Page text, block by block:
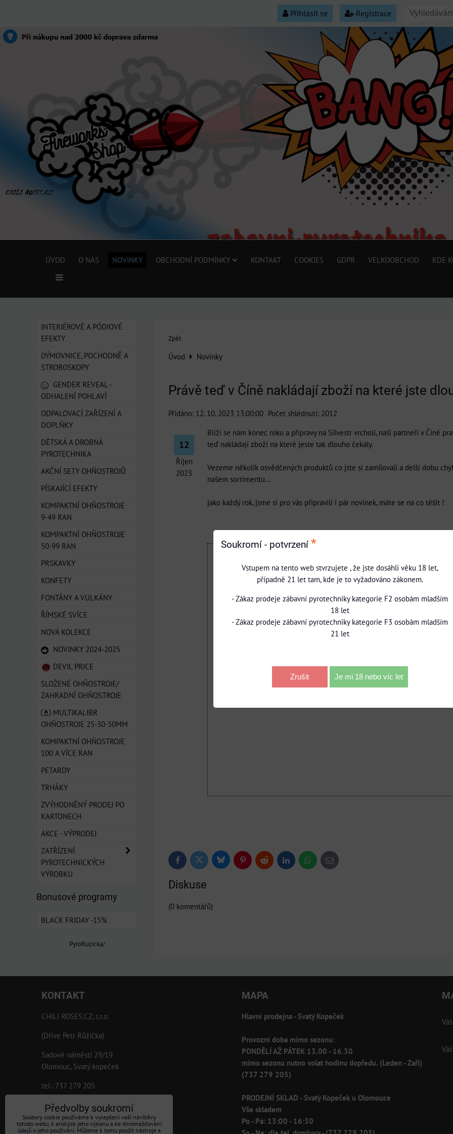
Přihlásit se Registrace
ÚVOD O NÁS NOVINKY OBCHODNÍ PODMÍNKY KONTAKT COOKIES GDPR VELKOOBCHOD KDE
Zpět
Úvod
Novinky
Právě teď v Číně nakládají zboží na které jste
Přidáno: 12. 10. 2023 13:00:00 Počet shlédnutí: 2012
12
Říjen
2023
Blíží se nám konec roku a přípravy na Silvestr vrcholí, naši partneři v Číně
teď nakládají zboží na které jeste tak dlouho čekaly.
Vezeme několik osvědčených produktů co jste si zamilovali a delší dobu
našem sortimentu...
jako každý rok, jsme si pro vás připravili i pár novinek, máte se na co těšit !
Videa Youtube jsou blokovány Volbami
Povolit jednou Povolit a zapamatovat - souhlas s
FacebookTwitter BlueskyPinterestReddit LinkedInWhatsApp
E-
mail
Diskuse
(0 komentářů)
INTERIÉROVÉ A PÓDIOVÉ
EFEKTY
DÝMOVNICE, POCHODNĚ A
STROBOSKOPY
GENDER REVEAL -
ODHALENÍ POHLAVÍ
ODPALOVACÍ ZAŘÍZENÍ A
DOPLŇKY
DĚTSKÁ A DROBNÁ
PYROTECHNIKA
AKČNÍ SETY OHŇOSTROJŮ
PÍSKAJÍCÍ EFEKTY
KOMPAKTNÍ OHŇOSTROJE
9-49 RAN
KOMPAKTNÍ OHŇOSTROJE
50-99 RAN
PRSKAVKY
KONFETY
FONTÁNY A VULKÁNY
ŘÍMSKÉ SVÍCE
NOVÁ KOLEKCE
NOVINKY 2024-2025
DEVIL PRICE
SLOŽENÉ OHŇOSTROJE/
ZAHRADNÍ OHŇOSTROJE
MULTIKALIBR
OHŇOSTROJE 25-30-50MM
KOMPAKTNÍ OHŇOSTROJE
100 A VÍCE RAN
PETARDY
TRHÁKY
ZVÝHODNĚNÝ PRODEJ PO
KARTONECH
AKCE - VÝPRODEJ
ZATŘÍZENÍ
PYROTECHNICKÝCH
VÝROBKU
Bonusové programy
BLACK FRIDAY -15%
PyroRuzicka/
KONTAKT
CHILI ROSES.CZ, s.r.o.
(Dříve Petr Růžička)
Sadové náměstí 29/19
Olomouc, Svatý kopeček
tel.: 737 279 205
IČO:07897341
DIČ:CZ07897341
MAPA
Hlavní prodejna - Svatý Kopeček
Provozní doba mimo sezonu:
PONDĚLÍ AŽ PÁTEK 13.00 - 16.30
mimo sezonu nutno volat hodinu dopředu. (Leden - Zaří)
(737 279 205)
PRODEJNÍ SKLAD - Svatý Kopeček u Olomouce
Vše skladem
Po - Pá: 13:00 - 16:30
Předvolby soukromí
Soubory cookie používáme k vylepšení vaší návštěvy
tohoto webu, k analýze jeho výkonu a ke shromažďování
údajů o jeho používání. Můžeme k tomu použít nástroje a
Soukromí - potvrzení *
Vstupem na tento web stvrzujete , že jste dosáhli věku 18 let,
případně 21 let tam, kde je to vyžadováno zákonem.
- Zákaz prodeje zábavní pyrotechniky kategorie F2 osobám mladším
18 let
- Zákaz prodeje zábavní pyrotechniky kategorie F3 osobám mladším
21 let
Zrušit Je mi 18 nebo víc let